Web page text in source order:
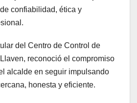
confiabilidad, ética y
del Centro de Control de
reconoció el compromiso
alcalde en seguir impulsando
honesta y eficiente.